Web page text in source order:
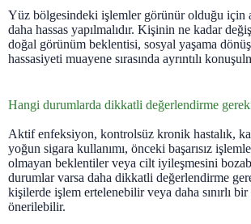
Yüz bölgesindeki işlemler görünür olduğu için
daha hassas yapılmalıdır. Kişinin ne kadar
doğal görünüm beklentisi, sosyal yaşama
hassasiyeti muayene sırasında ayrıntılı
Hangi durumlarda dikkatli değerlendirme
Aktif enfeksiyon, kontrolsüz kronik hastalık,
yoğun sigara kullanımı, önceki başarısız
olmayan beklentiler veya cilt iyileşmesini
durumlar varsa daha dikkatli değerlendirme
kişilerde işlem ertelenebilir veya daha sınırlı bir
önerilebilir.